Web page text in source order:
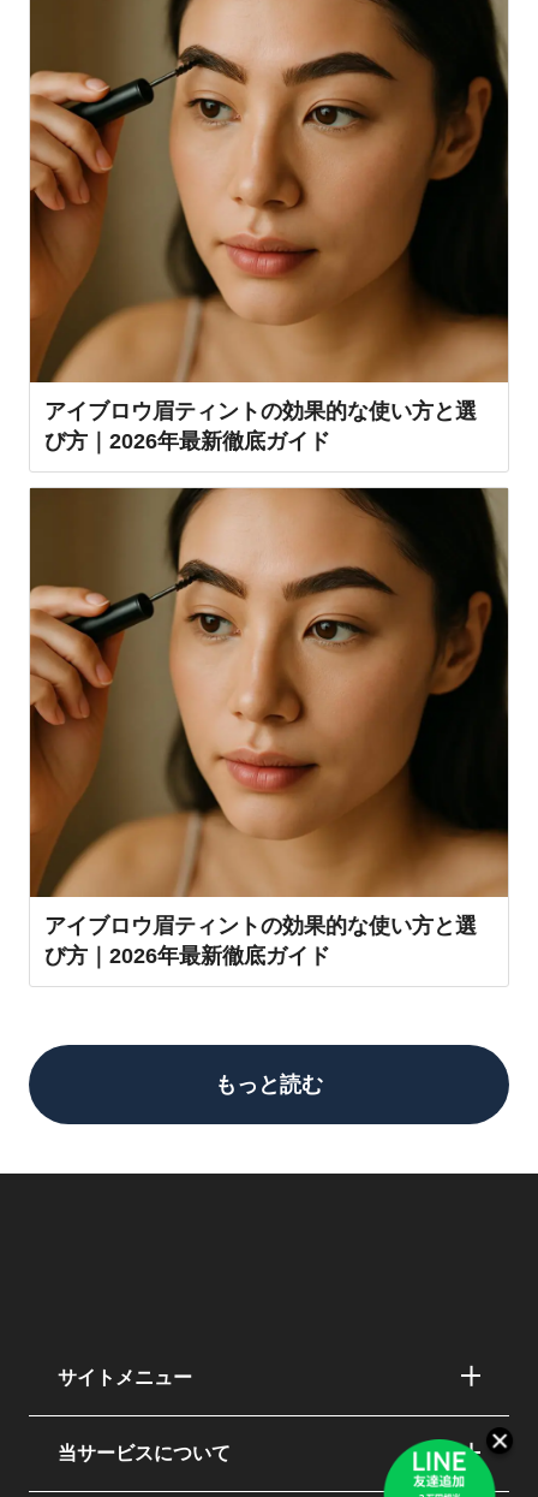
アイブロウ眉ティントの効果的な使い方と選
び方｜2026年最新徹底ガイド
アイブロウ眉ティントの効果的な使い方と選
び方｜2026年最新徹底ガイド
もっと読む
サイトメニュー
当サービスについて